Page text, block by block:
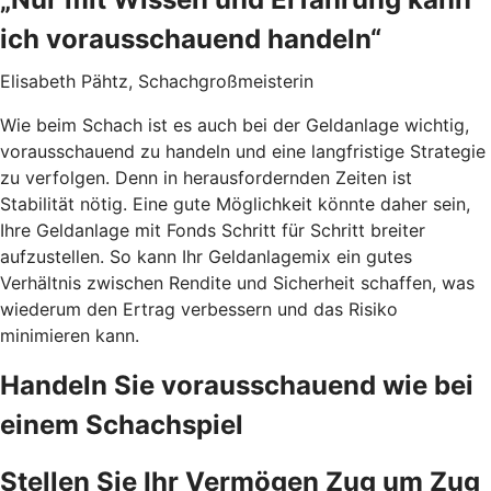
ich vorausschauend handeln“
Elisabeth Pähtz, Schachgroßmeisterin
Wie beim Schach ist es auch bei der Geldanlage wichtig,
vorausschauend zu handeln und eine langfristige Strategie
zu verfolgen. Denn in herausfordernden Zeiten ist
Stabilität nötig. Eine gute Möglichkeit könnte daher sein,
Ihre Geldanlage mit Fonds Schritt für Schritt breiter
aufzustellen. So kann Ihr Geldanlagemix ein gutes
Verhältnis zwischen Rendite und Sicherheit schaffen, was
wiederum den Ertrag verbessern und das Risiko
minimieren kann.
Handeln Sie vorausschauend wie bei
einem Schachspiel
Stellen Sie Ihr Vermögen Zug um Zug